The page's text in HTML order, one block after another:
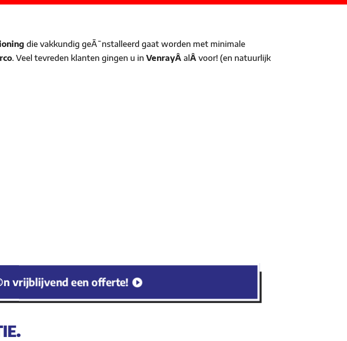
die vakkundig geÃ¯nstalleerd gaat worden met minimale
. Veel tevreden klanten gingen u in VenrayÂ alÂ voor! (en natuurlijk
vrijblijvend een offerte!